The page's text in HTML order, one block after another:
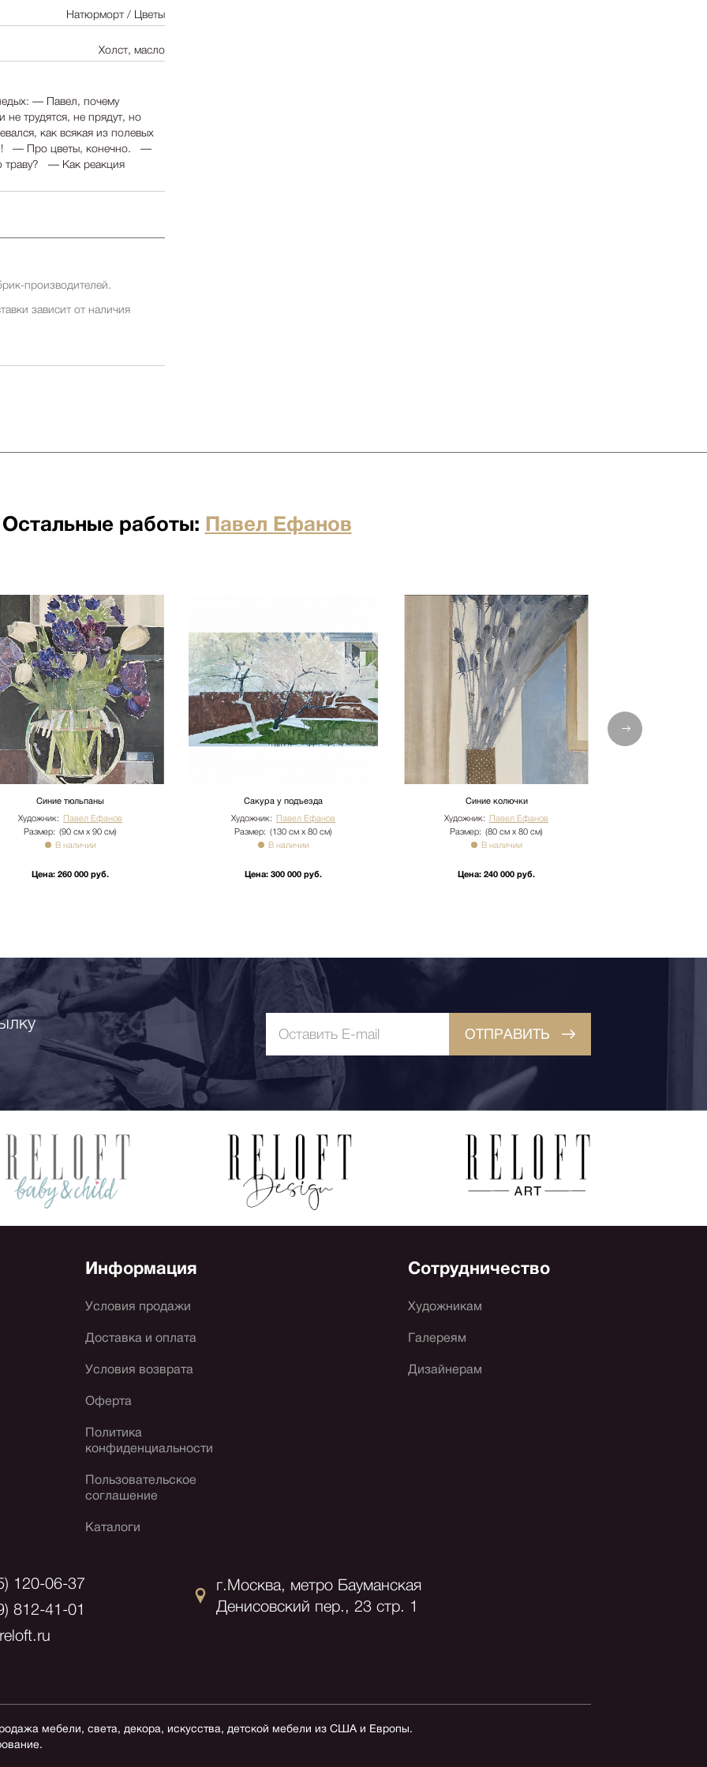
Натюрморт / Цветы
Холст, масло
— Павел, почему
трудятся, не прядут, но
как всякая из полевых
— Про цветы, конечно. —
траву? — Как реакция
производителей.
зависит от наличия
факту прихода товара на
компаниями: ПЭК,
переулок д.23 стр.1
лифта. Подъем мебели 100
Утилизация упаковки
необходимо сообщить
доставки: +7 (495) 660-36-
отдельно.
Остальные работы: Павел Ефанов
Синие тюльпаны
Художник: Павел Ефанов
Размер: (90 см х 90 см)
В наличии
Цена: 260 000 руб.
Сакура у подъезда
Художник: Павел Ефанов
Размер: (130 см х 80 см)
В наличии
Цена: 300 000 руб.
Синие колючки
Художник: Павел Ефанов
Размер: (80 см х 80 см)
В наличии
Цена: 240 000 руб.
ОТПРАВИТЬ
Информация
Условия продажи
Доставка и оплата
Условия возврата
Оферта
Политика
конфиденциальности
Пользовательское
соглашение
Каталоги
Сотрудничество
Художникам
Галереям
Дизайнерам
120-06-37
812-41-01
г.Москва, метро Бауманская
Денисовский пер., 23 стр. 1
мебели, света, декора, искусства, детской мебели из США и Европы.